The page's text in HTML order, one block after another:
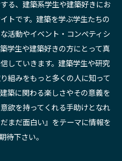
る、建築系学生や建築好きにお
トです。建築を学ぶ学生たちの
活動やイベント・コンペティシ
学生や建築好きの方にとって真
していきます。建築学生や研究
組みをもっと多くの人に知って
築に関わる楽しさやその意義を
欲を持ってくれる手助けとなれ
まだ面白い』をテーマに情報を
待下さい。